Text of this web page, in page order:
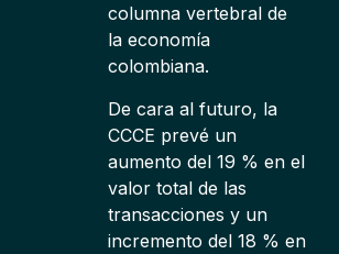
columna vertebral de
la economía
colombiana.
De cara al futuro, la
CCCE prevé un
aumento del 19 % en el
valor total de las
transacciones y un
incremento del 18 % en